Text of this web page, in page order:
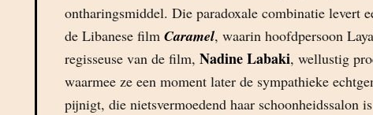
ontharingsmiddel. Die paradoxale combinatie levert
de Libanese film Caramel, waarin hoofdpersoon
regisseuse van de film, Nadine Labaki, wellustig
waarmee ze een moment later de sympathieke
pijnigt, die nietsvermoedend haar schoonheidssalon